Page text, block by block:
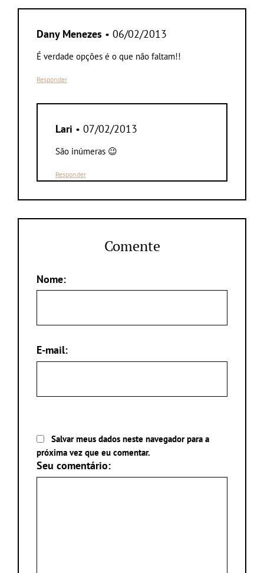
Dany Menezes • 06/02/2013
É verdade opções é o que não faltam!!
Responder
Lari • 07/02/2013
São inúmeras 😉
Responder
Comente
Nome:
E-mail:
Salvar meus dados neste navegador para a
próxima vez que eu comentar.
Seu comentário: